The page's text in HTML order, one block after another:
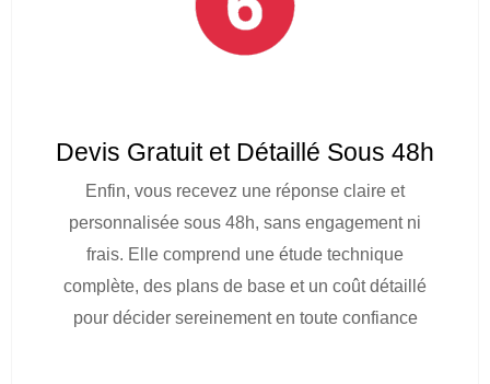
Devis Gratuit et Détaillé Sous 48h
Enfin, vous recevez une réponse claire et
personnalisée sous 48h, sans engagement ni
frais. Elle comprend une étude technique
complète, des plans de base et un coût détaillé
pour décider sereinement en toute confiance